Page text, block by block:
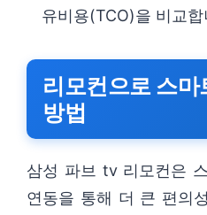
유비용(TCO)을 비교합
리모컨으로 스
방법
삼성 파브 tv 리모컨은
연동을 통해 더 큰 편의